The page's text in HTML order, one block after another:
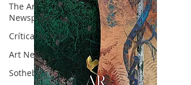
The Art
Newspaper
Crítica de Arte
Art News
Sotheby's